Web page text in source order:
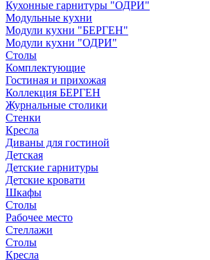
Кухонные гарнитуры "ОДРИ"
Модульные кухни
Модули кухни "БЕРГЕН"
Модули кухни "ОДРИ"
Столы
Комплектующие
Гостиная и прихожая
Коллекция БЕРГЕН
Журнальные столики
Стенки
Кресла
Диваны для гостиной
Детская
Детские гарнитуры
Детские кровати
Шкафы
Столы
Рабочее место
Стеллажи
Столы
Кресла